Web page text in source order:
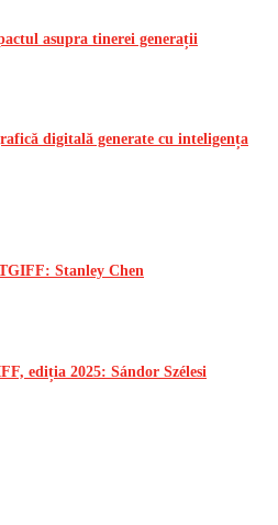
asupra tinerei generații
digitală generate cu inteligența
Stanley Chen
ediția 2025: Sándor Szélesi